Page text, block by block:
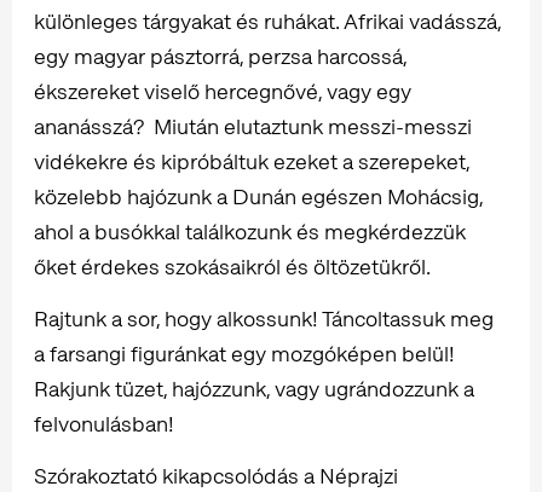
különleges tárgyakat és ruhákat. Afrikai vadásszá,
egy magyar pásztorrá, perzsa harcossá,
ékszereket viselő hercegnővé, vagy egy
ananásszá? Miután elutaztunk messzi-messzi
vidékekre és kipróbáltuk ezeket a szerepeket,
közelebb hajózunk a Dunán egészen Mohácsig,
ahol a busókkal találkozunk és megkérdezzük
őket érdekes szokásaikról és öltözetükről.
Rajtunk a sor, hogy alkossunk! Táncoltassuk meg
a farsangi figuránkat egy mozgóképen belül!
Rakjunk tüzet, hajózzunk, vagy ugrándozzunk a
felvonulásban!
Szórakoztató kikapcsolódás a Néprajzi